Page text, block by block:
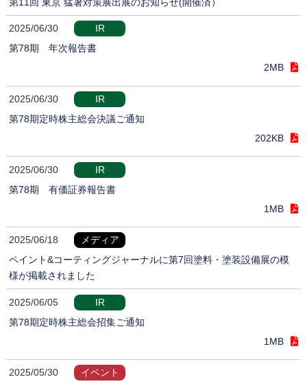
2025/06/30
IR
第78期 年次報告書
2MB
2025/06/30
IR
第78期定時株主総会決議ご通知
202KB
2025/06/30
IR
第78期 有価証券報告書
1MB
2025/06/18
メディア
ペイント&コーティングジャーナルに第7回塗料・塗装設備展の模
様が掲載されました
2025/06/05
IR
第78期定時株主総会招集ご通知
1MB
2025/05/30
イベント